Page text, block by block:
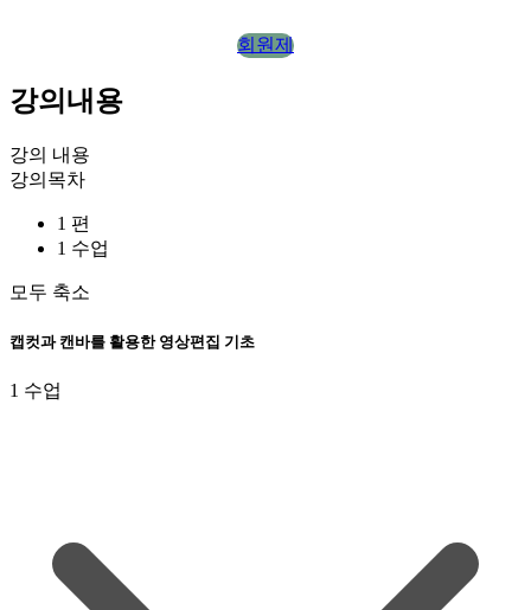
회원제
강의내용
강의 내용
강의목차
1 편
1 수업
모두 축소
캡컷과 캔바를 활용한 영상편집 기초
1 수업